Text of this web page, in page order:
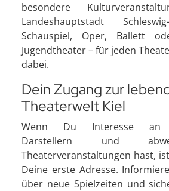
besondere
Landeshauptstadt
Schauspiel, Oper, Ballett
Jugendtheater – für jeden
dabei.
Dein Zugang zur
Theaterwelt Kiel
Wenn Du Interesse an
Darstellern und
Theaterveranstaltungen hast,
Deine erste Adresse.
über neue Spielzeiten und